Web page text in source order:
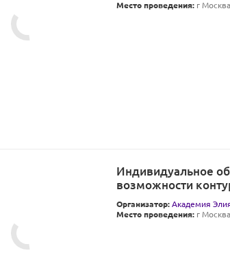
Место проведения: г
Индивидуальное
возможности
Организатор: Академия
Место проведения: г